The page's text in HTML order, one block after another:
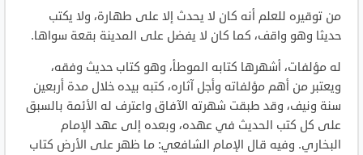
من توقيره للعلم أنه كان لا يحدث إلا على طهارة، ولا يكتب
حديثا وهو واقف، كما كان لا يفضل على المدينة بقعة سواها.
له مؤلفات، أشهرها كتابه الموطأ، وهو كتاب حديث وفقه،
ويعتبر من أهم مؤلفاته وأجل آثاره، كتبه بيده خلال مدة أربعين
سنة ونيف، وقد طبقت شهرته الآفاق واعترف له الأئمة بالسبق
على كل كتب الحديث في عهده، وبعده إلى عهد الإمام
البخاري. وفيه قال الإمام الشافعي: ما ظهر على الأرض كتاب